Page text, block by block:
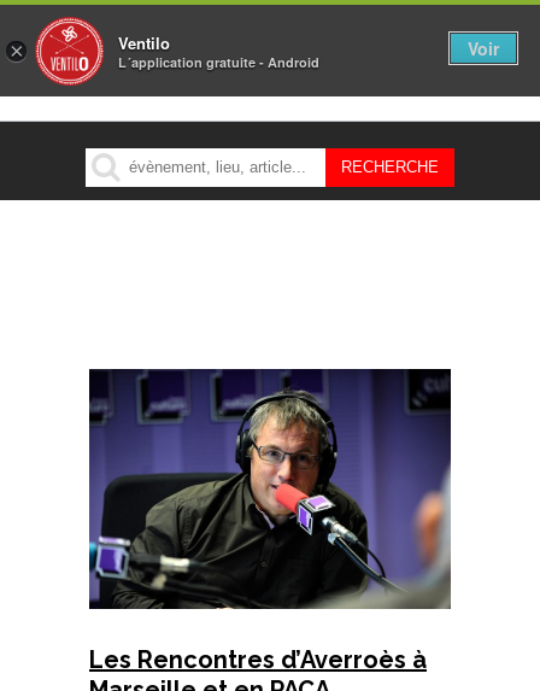
MENU
Les Rencontres d’Averroès à
× Ventilo
L´application gratuite - Android
Voir